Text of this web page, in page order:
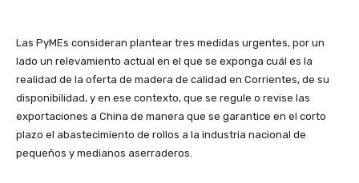
Las PyMEs consideran plantear tres medidas urgentes, por un
lado un relevamiento actual en el que se exponga cuál es la
realidad de la oferta de madera de calidad en Corrientes, de su
disponibilidad, y en ese contexto, que se regule o revise las
exportaciones a China de manera que se garantice en el corto
plazo el abastecimiento de rollos a la industria nacional de
pequeños y medianos aserraderos.